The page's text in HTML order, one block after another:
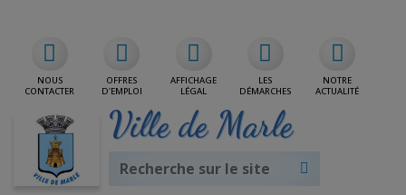
NOUS
CONTACTER
OFFRES
D'EMPLOI
AFFICHAGE
LÉGAL
LES
DÉMARCHES
NOTRE
ACTUALITÉ
Ville de Marle